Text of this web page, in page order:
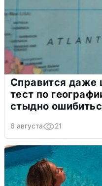
Справится даже
тест по
стыдно
6 августа 21